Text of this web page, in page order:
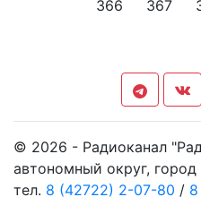
366
367
© 2026 - Радиоканал
автономный округ,
тел. 8 (42722) 2-07-80 /